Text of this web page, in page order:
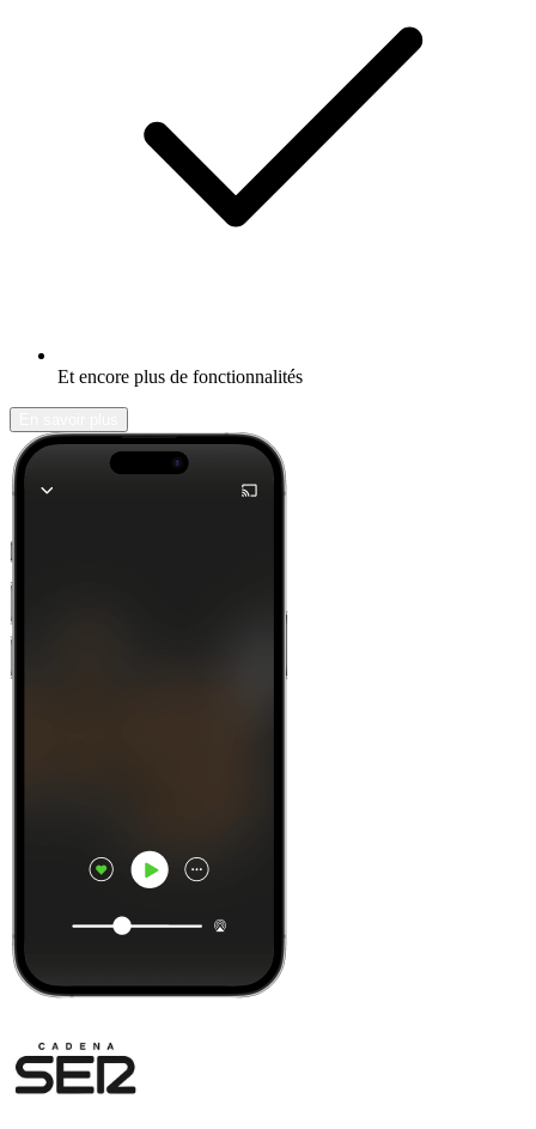
Et encore plus de fonctionnalités